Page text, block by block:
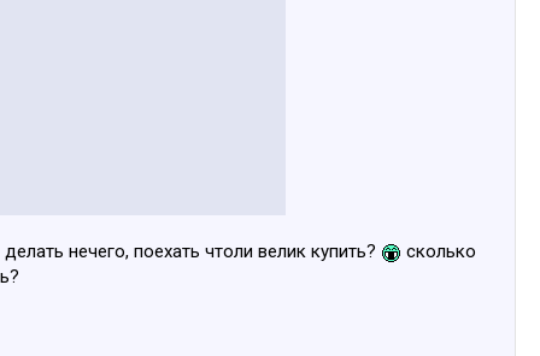
нечего, поехать чтоли велик купить?
сколько